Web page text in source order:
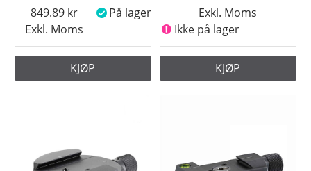
Exkl. Moms
849.89 På lager
KJØP
Exkl. Moms
Ikke på lager
KJØP